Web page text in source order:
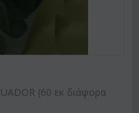
(60 εκ διάφορα